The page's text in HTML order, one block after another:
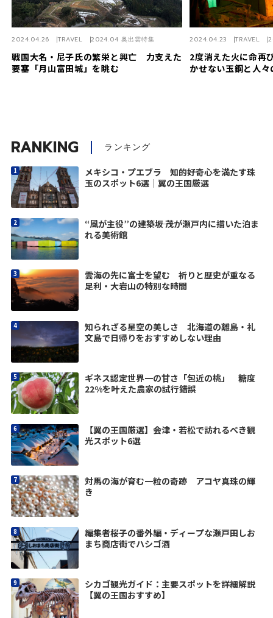
戦国大名・尼子氏の繁栄と興亡 力支えた
要塞「月山富田城」を眺む
2024.04.26 TRAVEL 2024.04 奥出雲特集
2度消えた火に命
かせない玉鋼と人々
2024.04.23 TRAVEL
RANKING ランキング
メキシコ・プエブラ 知的好奇心を満たす珠
玉のスポット6選｜翼の王国厳選
“風が主役”の建築――坂 茂が瀬戸内に描いた泊ま
れる美術館
雲海の先に富士を望む 祈りと歴史が重なる
足利・大岩山の特別な時間
知られざる星空の美しさ 北海道の離島・礼
文島で日帰りをおすすめしない理由
ギネス認定世界一の甘さ「包近の桃」 糖度
22%を叶えた農家の試行錯誤
【翼の王国厳選】会津・若松で訪れるべき観
光スポット6選
対馬の海が育む一粒の奇跡 アコヤ真珠の輝
き
編集者桜子の番外編・ディープな瀬戸田しお
まち商店街でハシゴ酒
シカゴ観光ガイド：主要スポットを詳細解説
【翼の王国おすすめ】